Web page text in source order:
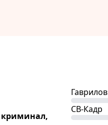
криминал,
Гаврилов
СВ-Кадр